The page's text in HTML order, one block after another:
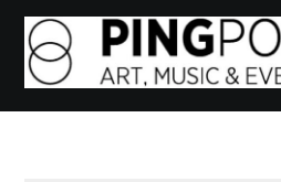
Skip
content